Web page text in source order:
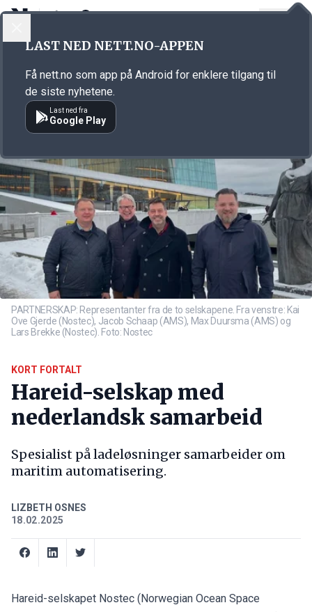
Annonsørinnhold
PARTNERSKAP: Representanter fra de to selskapene. Fra venstre: Kai
Ove Gjerde (Nostec), Jacob Schaap (AMS), Max Duursma (AMS) og
Lars Brekke (Nostec). Foto: Nostec
KORT FORTALT
Hareid-selskap med
nederlandsk samarbeid
Spesialist på ladeløsninger samarbeider om
maritim automatisering.
LIZBETH OSNES
18.02.2025
Hareid-selskapet Nostec (Norwegian Ocean Space
LAST NED NETT.NO-APPEN
Få nett.no som app på Android for enklere tilgang til
de siste nyhetene.
Last ned fra
Google Play